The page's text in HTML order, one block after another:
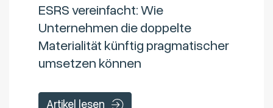
ESRS vereinfacht: Wie
Unternehmen die doppelte
Materialität künftig pragmatischer
umsetzen können
Artikel lesen